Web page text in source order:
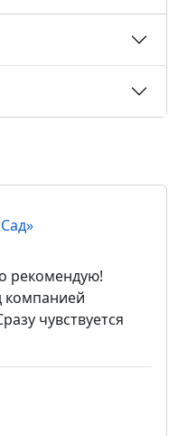
рекомендую!
компанией
чувствуется